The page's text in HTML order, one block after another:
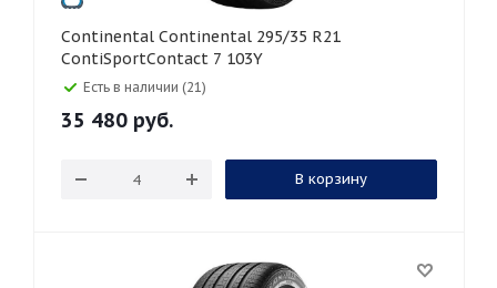
Continental Continental 295/35 R21
ContiSportContact 7 103Y
Есть в наличии (21)
35 480 руб.
В корзину